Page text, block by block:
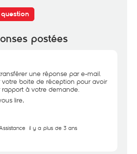
postées
une réponse par e-mail.
votre boite de réception pour avoir
à votre demande.
lire,
il y a plus de 3 ans